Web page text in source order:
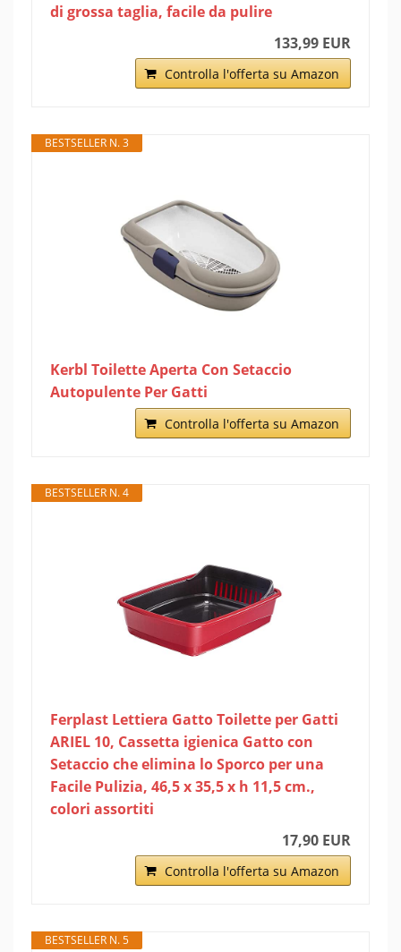
di grossa taglia, facile da pulire
133,99 EUR
Controlla l'offerta su Amazon
BESTSELLER N. 3
Kerbl Toilette Aperta Con Setaccio
Autopulente Per Gatti
Controlla l'offerta su Amazon
BESTSELLER N. 4
Ferplast Lettiera Gatto Toilette per Gatti
ARIEL 10, Cassetta igienica Gatto con
Setaccio che elimina lo Sporco per una
Facile Pulizia, 46,5 x 35,5 x h 11,5 cm.,
colori assortiti
17,90 EUR
Controlla l'offerta su Amazon
BESTSELLER N. 5